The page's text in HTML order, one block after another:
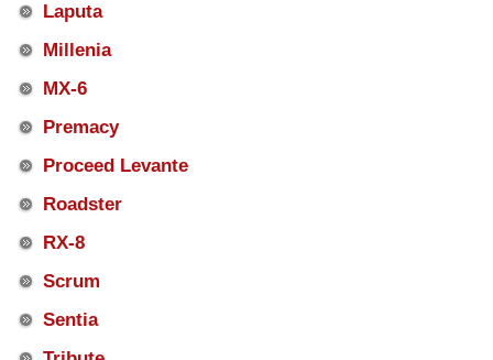
Laputa
Millenia
MX-6
Premacy
Proceed Levante
Roadster
RX-8
Scrum
Sentia